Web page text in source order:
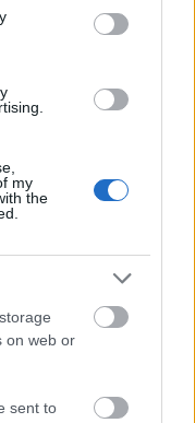
my
the
on web or
sent to